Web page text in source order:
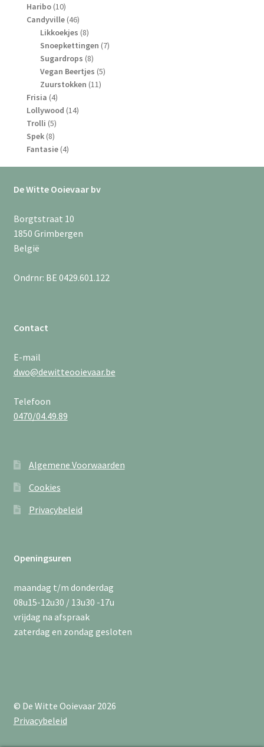
producten
Haribo 1010
producten
Candyville 4646
producten
Likkoekjes 88
producten
Snoepkettingen 77
Sugardrops 88
producten
Vegan Beertjes 55
Zuurstokken 1111
Frisia 44
producten
Lollywood 1414
Trolli 55
producten
Spek 88
producten
Fantasie 44
De Witte Ooievaar bv
Borgtstraat 10
1850 Grimbergen
België
Ondrnr: BE 0429.601.122
Contact
E-mail
dwo@dewitteooievaar.be
Telefoon
0470/04.49.89
Algemene Voorwaarden
Cookies
Privacybeleid
Openingsuren
maandag t/m donderdag
08u15-12u30 / 13u30 -17u
vrijdag na afspraak
zaterdag en zondag gesloten
© De Witte Ooievaar 2026
Privacybeleid